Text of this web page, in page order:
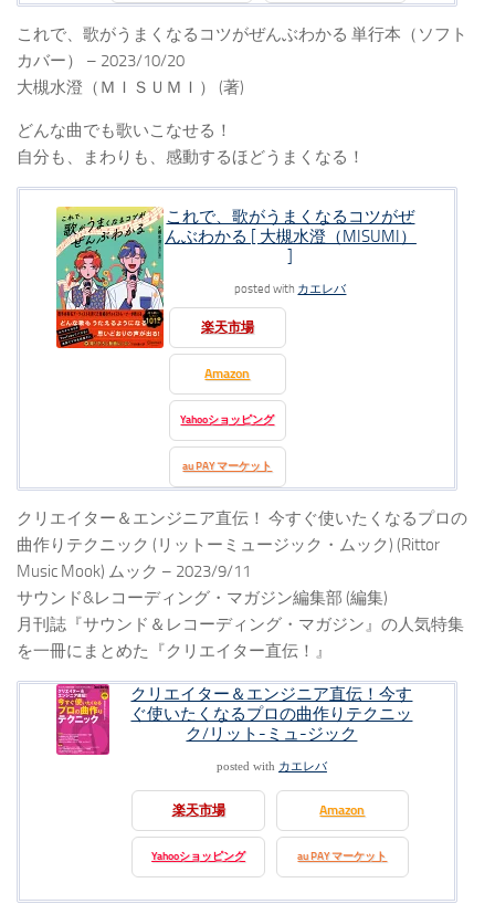
これで、歌がうまくなるコツがぜんぶわかる 単行本（ソフト
カバー） – 2023/10/20
大槻水澄（ＭＩＳＵＭＩ） (著)
どんな曲でも歌いこなせる！
自分も、まわりも、感動するほどうまくなる！
これで、歌がうまくなるコツがぜ
んぶわかる [ 大槻水澄（MISUMI）
posted with カエレバ
楽天市場
Amazon
Yahooショッピング
au PAY マーケット
クリエイター＆エンジニア直伝！ 今すぐ使いたくなるプロの
曲作りテクニック (リットーミュージック・ムック) (Rittor
Music Mook) ムック – 2023/9/11
サウンド&レコーディング・マガジン編集部 (編集)
月刊誌『サウンド＆レコーディング・マガジン』の人気特集
を一冊にまとめた『クリエイター直伝！』
クリエイター＆エンジニア直伝！今す
ぐ使いたくなるプロの曲作りテクニッ
ク/リット-ミュ-ジック
posted with カエレバ
楽天市場 Amazon
Yahooショッピング au PAY マーケット